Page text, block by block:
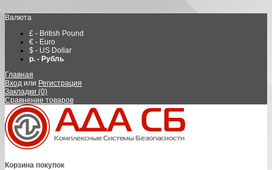
Валюта
£ - British Pound
€ - Euro
$ - US Dollar
р. - Рубль
Главная
Вход или Регистрация
Закладки (0)
Сравнение товаров
Корзина покупок